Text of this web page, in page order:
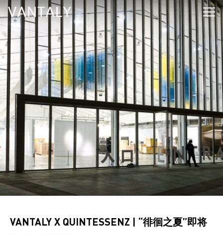
VANTALY X QUINTESSENZ | “徘徊之夏”即将